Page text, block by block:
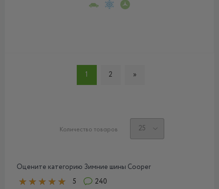
1 2 »
Количество товаров
Оцените категорию Зимние шины Cooper
5
240